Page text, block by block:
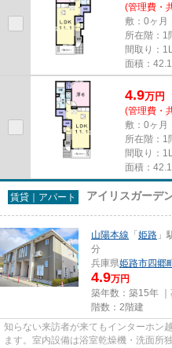
(管理費・
敷：0ヶ月
所在階：1
間取り：
面積：
4.9万円
(管理費・
敷：0ヶ月
所在階：1
間取り：
面積：
賃貸｜アパート アイリスガーデ
山陽本線 「姫路 」
分
兵庫県姫路市四郷
4.9万円
築年数：築15年 ｜
階数：2階建
知らない来訪者が来てもインターホン
ます。室内設備は浴室乾燥機・洗面所